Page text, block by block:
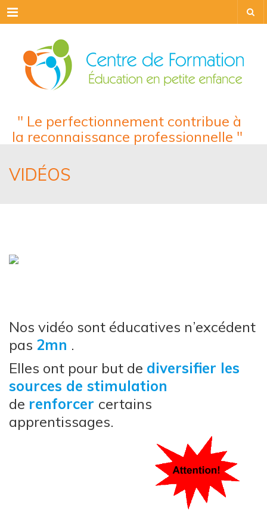
Menu
" Le perfectionnement contribue à
la reconnaissance professionnelle "
VIDÉOS
Nos vidéo sont éducatives n’excédent
pas 2mn .
Elles ont pour but de diversifier les
sources de stimulation
de renforcer certains
apprentissages.